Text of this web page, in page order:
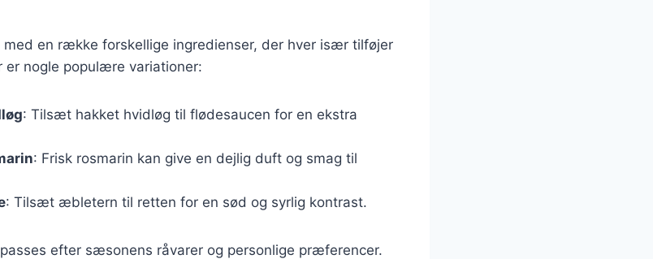
en række forskellige ingredienser, der hver især tilføjer
er nogle populære variationer:
: Tilsæt hakket hvidløg til flødesaucen for en ekstra
: Frisk rosmarin kan give en dejlig duft og smag til
: Tilsæt æbletern til retten for en sød og syrlig kontrast.
efter sæsonens råvarer og personlige præferencer.